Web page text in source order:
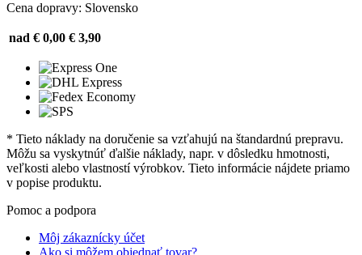
Cena dopravy: Slovensko
nad € 0,00 € 3,90
* Tieto náklady na doručenie sa vzťahujú na štandardnú prepravu.
Môžu sa vyskytnúť ďalšie náklady, napr. v dôsledku hmotnosti,
veľkosti alebo vlastností výrobkov. Tieto informácie nájdete priamo
v popise produktu.
Pomoc a podpora
Môj zákaznícky účet
Ako si môžem objednať tovar?